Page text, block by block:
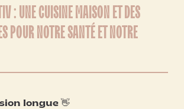
: UNE CUISINE MAISON ET DES
POUR NOTRE SANTÉ ET NOTRE
longue 👋